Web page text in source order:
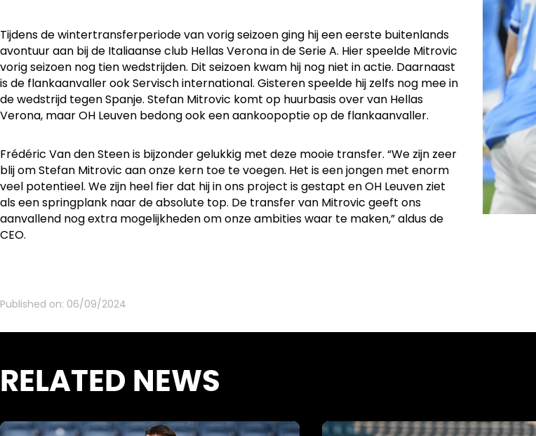
Tijdens de wintertransferperiode van vorig seizoen ging hij een eerste buitenlands
avontuur aan bij de Italiaanse club Hellas Verona in de Serie A. Hier speelde Mitrovic
vorig seizoen nog tien wedstrijden. Dit seizoen kwam hij nog niet in actie. Daarnaast
is de flankaanvaller ook Servisch international. Gisteren speelde hij zelfs nog mee in
de wedstrijd tegen Spanje. Stefan Mitrovic komt op huurbasis over van Hellas
Verona, maar OH Leuven bedong ook een aankoopoptie op de flankaanvaller.
Frédéric Van den Steen is bijzonder gelukkig met deze mooie transfer. “We zijn zeer
blij om Stefan Mitrovic aan onze kern toe te voegen. Het is een jongen met enorm
veel potentieel. We zijn heel fier dat hij in ons project is gestapt en OH Leuven ziet
als een springplank naar de absolute top. De transfer van Mitrovic geeft ons
aanvallend nog extra mogelijkheden om onze ambities waar te maken,” aldus de
CEO.
Published on: 06/09/2024
RELATED NEWS